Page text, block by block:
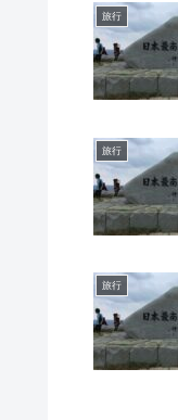
旅行
旅行
旅行